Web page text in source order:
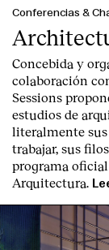
Conferencias &
Concebida y
colaboración
Sessions
estudios de
literalmente sus
trabajar, sus
programa
Arquitectura.